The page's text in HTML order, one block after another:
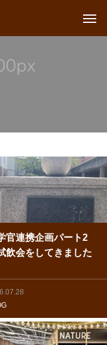
官連携企画パート2
飲会をしてきました